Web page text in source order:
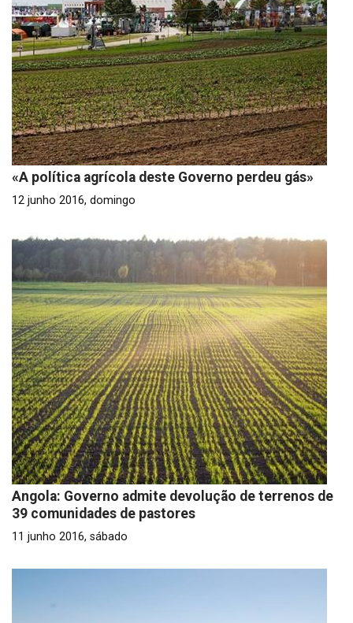
«A política agrícola deste Governo perdeu gás»
12 junho 2016, domingo
Angola: Governo admite devolução de terrenos de
39 comunidades de pastores
11 junho 2016, sábado